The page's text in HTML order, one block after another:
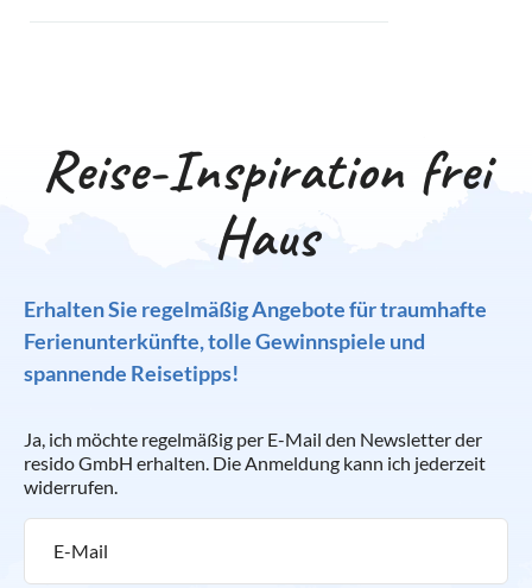
Reise-Inspiration frei
Haus
Erhalten Sie regelmäßig Angebote für traumhafte
Ferienunterkünfte, tolle Gewinnspiele und
spannende Reisetipps!
Ja, ich möchte regelmäßig per E-Mail den Newsletter der
resido GmbH erhalten. Die Anmeldung kann ich jederzeit
widerrufen.